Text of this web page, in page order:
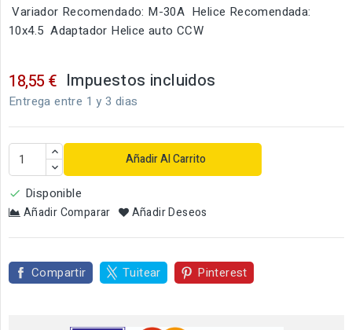
Variador Recomendado: M-30A Helice Recomendada:
10x4.5 Adaptador Helice auto CCW
18,55 € Impuestos incluidos
Entrega entre 1 y 3 dias
Añadir Al Carrito
 Disponible
Añadir Comparar Añadir Deseos
Compartir Tuitear Pinterest